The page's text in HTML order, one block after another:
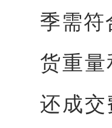
季需
货重
还成